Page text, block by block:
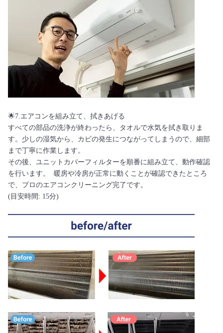
🌟7.エアコンを組み立て、拭きあげる
すべての部品の洗浄が終わったら、タオルで水気を拭き取りま
す。少しの湿気から、カビの発生につながってしまうので、細部
まで丁寧に作業します。
その後、ユニットカバーフィルターを順番に組み立て、動作確認
を行います。 暖房や冷房が正常に動くことが確認できたところ
で、プロのエアコンクリーニング完了です。
(目安時間: 15分)